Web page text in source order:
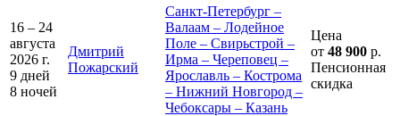
16 – 24
августа
2026 г.
9 дней
8 ночей
Дмитрий
Пожарский
Санкт-Петербург –
Валаам – Лодейное
Поле – Свирьстрой –
Ирма – Череповец –
Ярославль – Кострома
– Нижний Новгород –
Чебоксары – Казань
Цена
от 48 900 р.
Пенсионная
скидка